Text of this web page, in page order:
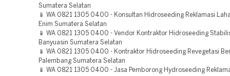
Sumatera Selatan
📱 WA 0821 1305 0400 - Konsultan Hidroseeding Reklamasi
Enim Sumatera Selatan
📱 WA 0821 1305 0400 - Vendor Kontraktor Hidroseeding
Banyuasin Sumatera Selatan
📱 WA 0821 1305 0400 - Kontraktor Hidroseeding Revegetasi
Palembang Sumatera Selatan
📱 WA 0821 1305 0400 - Jasa Pemborong Hydroseeding